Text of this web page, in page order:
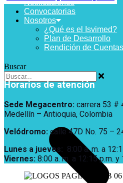
Más Información sobre
Notificaciones
Convocatorias
Nosotros
¿Qué es el Isvimed?
Plan de Desarrollo
Rendición de Cuentas
Buscar
Horarios de atención
Sede Megacentro: carrera 53 #
Medellín – Antioquia, Colombia
Velódromo: calle 47D No. 75 –
Lunes a jueves: 8:00 a. m. a
Viernes: 8:00 a. m. a 12:15 p.m. y